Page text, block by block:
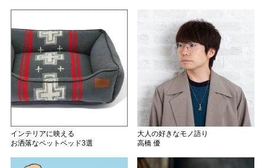
インテリアに映える
お洒落なペットベッド3選
大人の好きなモノ語り
高橋 優